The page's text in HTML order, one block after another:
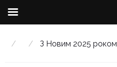
/ / З Новим 2025